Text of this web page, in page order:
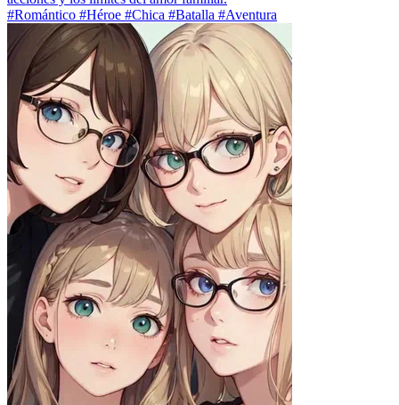
#Romántico #Héroe #Chica #Batalla #Aventura